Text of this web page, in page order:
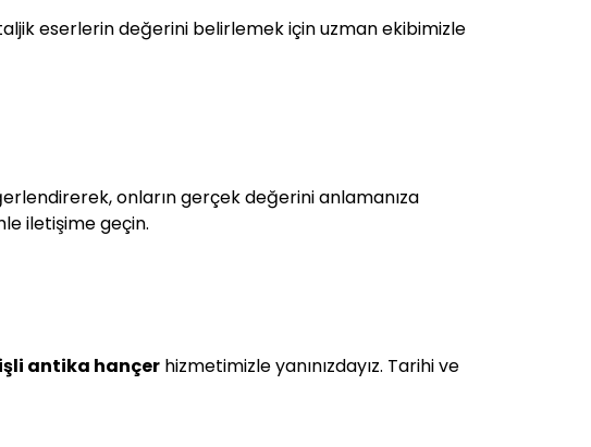
eserlerin değerini belirlemek için uzman ekibimizle
onların gerçek değerini anlamanıza
iletişime geçin.
antika hançer hizmetimizle yanınızdayız. Tarihi ve